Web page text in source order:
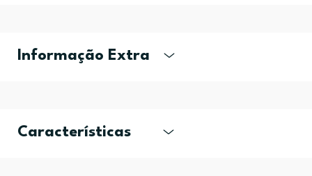
Informação Extra
Características